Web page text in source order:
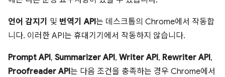
언어 감지기 및 번역기 API는 데스크톱의 Chrome에서 작동합
니다. 이러한 API는 휴대기기에서 작동하지 않습니다.
Prompt API, Summarizer API, Writer API, Rewriter API,
Proofreader API는 다음 조건을 충족하는 경우 Chrome에서